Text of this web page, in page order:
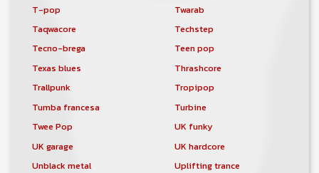
T-pop
Twarab
Taqwacore
Techstep
Tecno-brega
Teen pop
Texas blues
Thrashcore
Trallpunk
Tropipop
Tumba francesa
Turbine
Twee Pop
UK funky
UK garage
UK hardcore
Unblack metal
Uplifting trance